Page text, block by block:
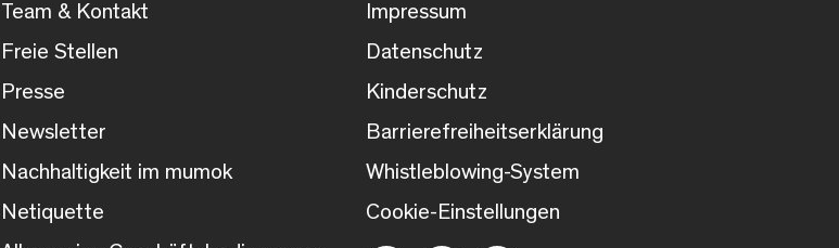
Team & Kontakt
Freie Stellen
Presse
Newsletter
Nachhaltigkeit im mumok
Netiquette
Impressum
Datenschutz
Kinderschutz
Barrierefreiheitserklärung
Whistleblowing-System
Cookie-Einstellungen